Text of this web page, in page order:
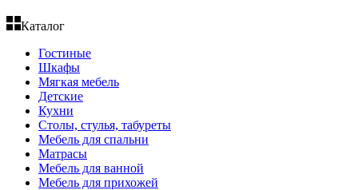
Каталог
Гостиные
Шкафы
Мягкая мебель
Детские
Кухни
Столы, стулья, табуреты
Мебель для спальни
Матрасы
Мебель для ванной
Мебель для прихожей